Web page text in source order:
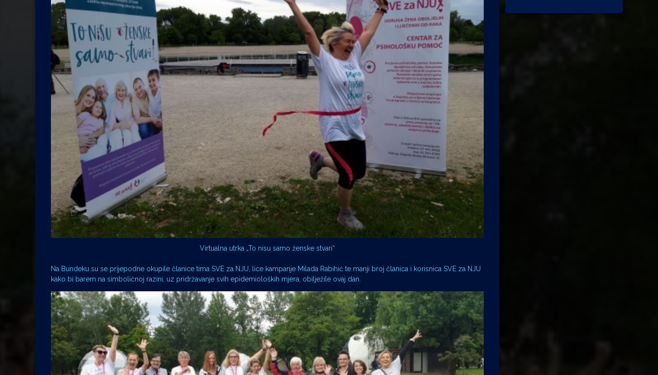
Virtualna utrka „To nisu samo ženske stvari“
Na Bundeku su se prijepodne okupile članice tima SVE za NJU, lice kampanje Milada Rabihić te manji broj članica i korisnica SVE za NJU
kako bi barem na simboličnoj razini, uz pridržavanje svih epidemioloških mjera, obilježile ovaj dan.